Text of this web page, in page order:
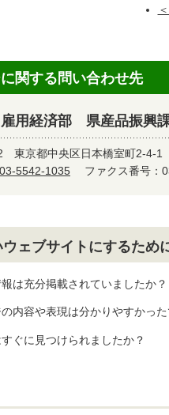
関する問い合わせ先
用経済部 県産品振興
東京都中央区日本橋室町2-4-1
03-5542-1035 ファクス番号
ウェブサイトにするため
は充分掲載されていましたか？
内容や表現は分かりやすかった
ぐに見つけられましたか？